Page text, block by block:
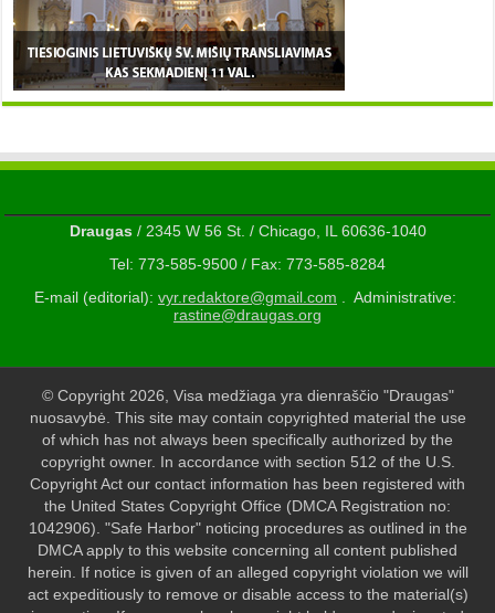
Draugas/ 2345 W 56 St. / Chicago, IL 60636-1040
Tel: 773-585-9500 / Fax: 773-585-8284
E-mail (editorial): vyr.redaktore@gmail.com . Administrative:
rastine@draugas.org
© Copyright 2026, Visa medžiaga yra dienraščio "Draugas"
nuosavybė. This site may contain copyrighted material the use
of which has not always been specifically authorized by the
copyright owner. In accordance with section 512 of the U.S.
Copyright Act our contact information has been registered with
the United States Copyright Office (DMCA Registration no:
1042906). "Safe Harbor" noticing procedures as outlined in the
DMCA apply to this website concerning all content published
herein. If notice is given of an alleged copyright violation we will
act expeditiously to remove or disable access to the material(s)